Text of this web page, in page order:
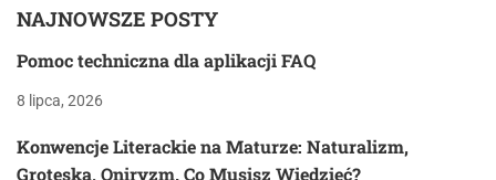
NAJNOWSZE POSTY
Pomoc techniczna dla aplikacji FAQ
8 lipca, 2026
Konwencje Literackie na Maturze: Naturalizm,
Groteska, Oniryzm. Co Musisz Wiedzieć?